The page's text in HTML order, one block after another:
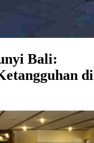
Bali:
di